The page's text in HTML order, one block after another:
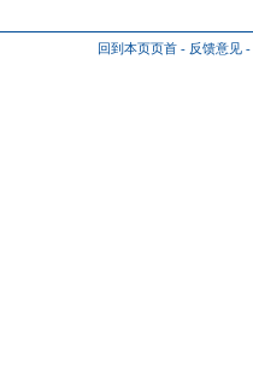
回到本页页首 - 反馈意见 -